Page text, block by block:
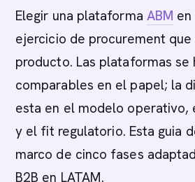
Elegir una plataforma ABM
ejercicio de procurement
producto. Las plataformas se
comparables en el papel; la
esta en el modelo
y el fit regulatorio. Esta guia
marco de cinco fases
B2B en LATAM.